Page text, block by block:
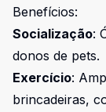
Benefícios:
Socialização:
donos de pets.
Exercício:
brincadeiras,